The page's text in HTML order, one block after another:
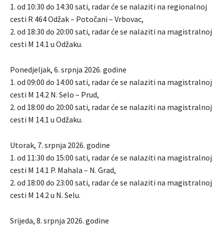
1. od 10:30 do 14:30 sati, radar će se nalaziti na regionalnoj
cesti R 464 Odžak – Potočani – Vrbovac,
2. od 18:30 do 20:00 sati, radar će se nalaziti na magistralnoj
cesti M 14.1 u Odžaku.
Ponedjeljak, 6. srpnja 2026. godine
1. od 09:00 do 14:00 sati, radar će se nalaziti na magistralnoj
cesti M 14.2 N. Selo – Prud,
2. od 18:00 do 20:00 sati, radar će se nalaziti na magistralnoj
cesti M 14.1 u Odžaku.
Utorak, 7. srpnja 2026. godine
1. od 11:30 do 15:00 sati, radar će se nalaziti na magistralnoj
cesti M 14.1 P. Mahala – N. Grad,
2. od 18:00 do 23:00 sati, radar će se nalaziti na magistralnoj
cesti M 14.2 u N. Selu.
Srijeda, 8. srpnja 2026. godine